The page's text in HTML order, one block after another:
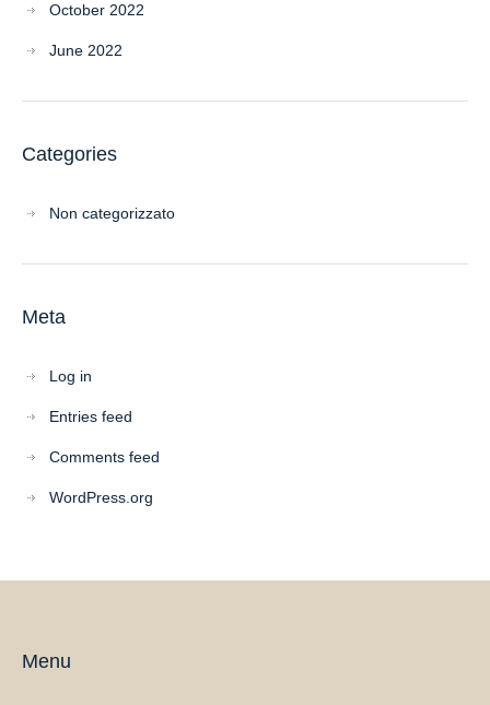
October 2022
June 2022
Categories
Non categorizzato
Meta
Log in
Entries feed
Comments feed
WordPress.org
Menu